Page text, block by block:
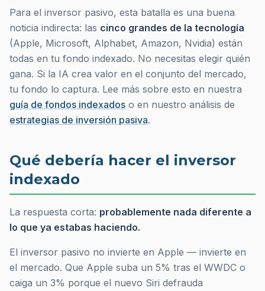
Para el inversor pasivo, esta batalla es una buena
noticia indirecta: las cinco grandes de la tecnología
(Apple, Microsoft, Alphabet, Amazon, Nvidia) están
todas en tu fondo indexado. No necesitas elegir quién
gana. Si la IA crea valor en el conjunto del mercado,
tu fondo lo captura. Lee más sobre esto en nuestra
guía de fondos indexados o en nuestro análisis de
estrategias de inversión pasiva.
Qué debería hacer el inversor
indexado
La respuesta corta: probablemente nada diferente a
lo que ya estabas haciendo.
El inversor pasivo no invierte en Apple — invierte en
el mercado. Que Apple suba un 5% tras el WWDC o
caiga un 3% porque el nuevo Siri defrauda